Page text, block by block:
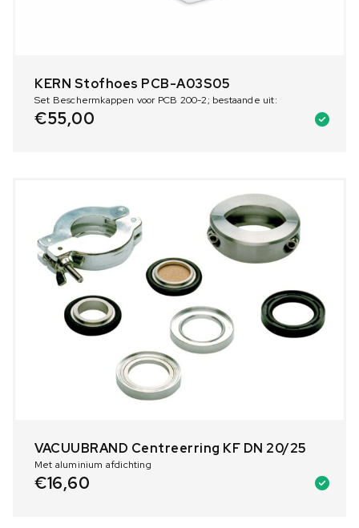
KERN Stofhoes PCB-A03S05
Set Beschermkappen voor PCB 200-2; bestaande uit:
€55,00
VACUUBRAND Centreerring KF DN 20/25
Met aluminium afdichting
€16,60